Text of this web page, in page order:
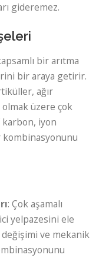
gideremez.
bir arıtma
bir araya getirir.
ağır
üzere çok
iyon
: Çok aşamalı
yelpazesini ele
ve mekanik